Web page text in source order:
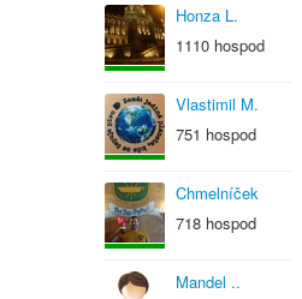
Honza L.
1110 hospod
Vlastimil M.
751 hospod
Chmelníček
718 hospod
Mandel ..